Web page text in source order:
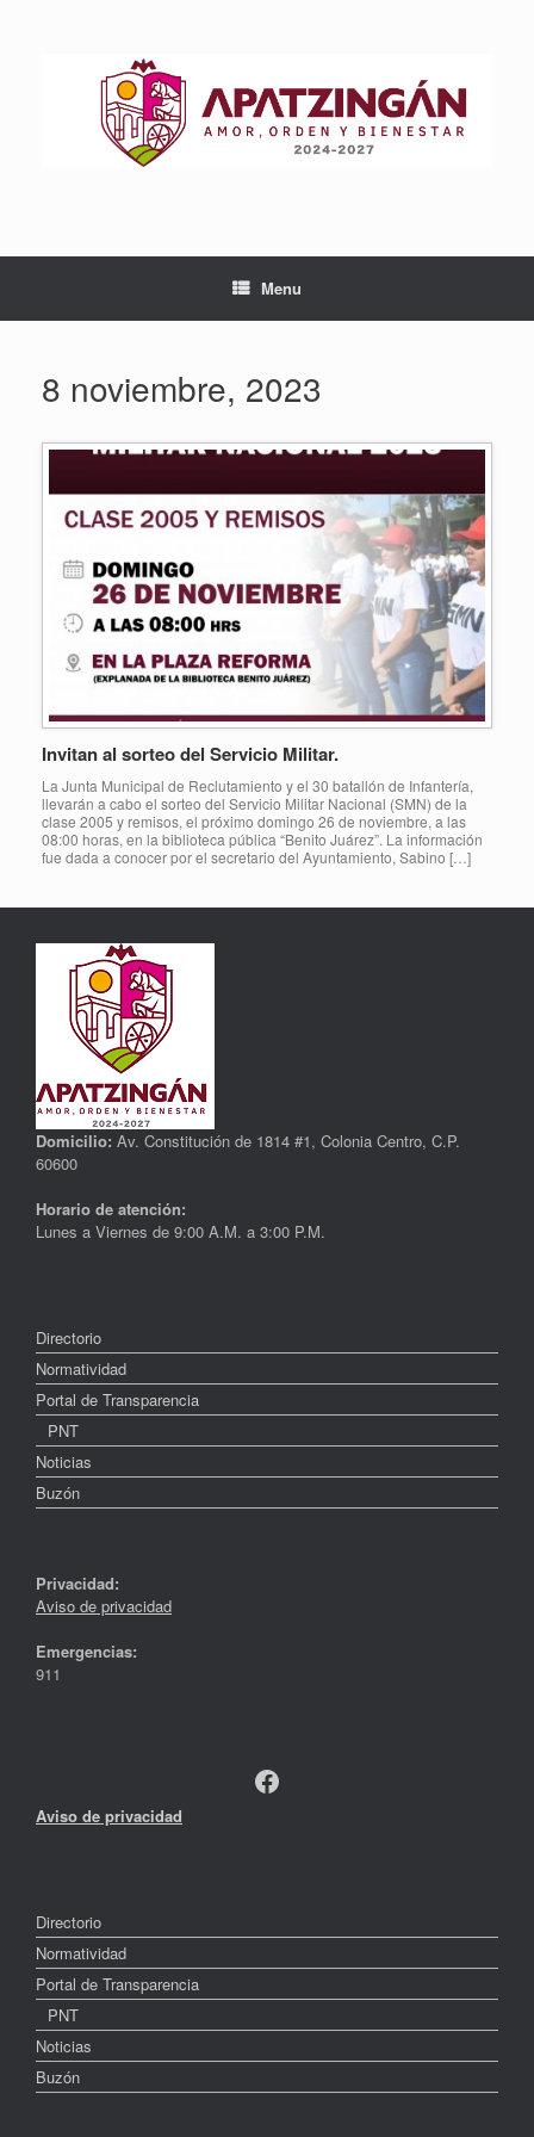
Menu
8 noviembre, 2023
Invitan al sorteo del Servicio Militar.
La Junta Municipal de Reclutamiento y el 30 batallón de Infantería,
llevarán a cabo el sorteo del Servicio Militar Nacional (SMN) de la
clase 2005 y remisos, el próximo domingo 26 de noviembre, a las
08:00 horas, en la biblioteca pública “Benito Juárez”. La información
fue dada a conocer por el secretario del Ayuntamiento, Sabino […]
Domicilio: Av. Constitución de 1814 #1, Colonia Centro, C.P.
60600
Horario de atención:
Lunes a Viernes de 9:00 A.M. a 3:00 P.M.
Directorio
Normatividad
Portal de Transparencia
PNT
Noticias
Buzón
Privacidad:
Aviso de privacidad
Emergencias:
911
Facebook
Aviso de privacidad
Directorio
Normatividad
Portal de Transparencia
PNT
Noticias
Buzón